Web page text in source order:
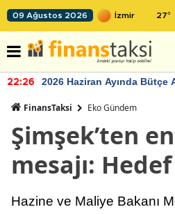
09 Ağustos 2026 27°
22:26 2026 Haziran Ayında Bütçe
FinansTaksi Eko Gündem
Şimşek’ten
mesajı:
Hazine ve Maliye Bakanı